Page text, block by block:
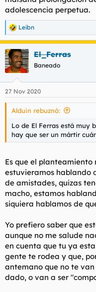
adolescencia perpetua.
R
e
c
c
i
e
s
Leibn
El_Ferras
Baneado
27 Nov 2020
Alduin rebuznó:
Lo de El Ferras está muy
hay que ser un mártir
Es que el planteamiento
estuvieramos hablando
de amistades, quizas
macho, estamos
siquiera hablamos de
Yo prefiero saber que
aunque no me salude
en cuenta que tu ya
gente te rodea y que,
antemano que no te
dado, o van a ser